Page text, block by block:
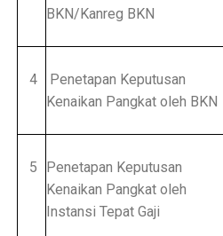
BKN/Kanreg BKN
4
Penetapan Keputusan
Kenaikan Pangkat oleh BKN
5
Penetapan Keputusan
Kenaikan Pangkat oleh
Instansi Tepat Gaji